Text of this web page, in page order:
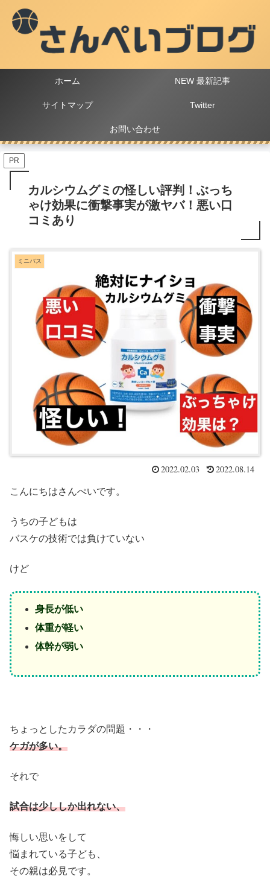
ホーム NEW 最新記事
サイトマップ Twitter
お問い合わせ
PR
カルシウムグミの怪しい評判！ぶっち
ゃけ効果に衝撃事実が激ヤバ！悪い口
コミあり
ミニバス
2022.02.03 2022.08.14
こんにちはさんぺいです。
うちの子どもは
バスケの技術では負けていない
けど
身長が低い
体重が軽い
体幹が弱い
ちょっとしたカラダの問題・・・
ケガが多い。
それで
試合は少ししか出れない、
悔しい思いをして
悩まれている子ども、
その親は必見です。